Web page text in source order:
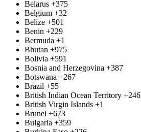
Belarus +375
Belgium +32
Belize +501
Benin +229
Bermuda +1
Bhutan +975
Bolivia +591
Bosnia and Herzegovina +387
Botswana +267
Brazil +55
British Indian Ocean Territory +246
British Virgin Islands +1
Brunei +673
Bulgaria +359